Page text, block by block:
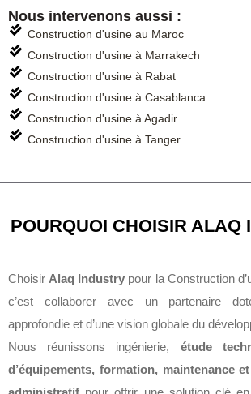
Nous intervenons aussi :
Construction d'usine au Maroc
Construction d'usine à Marrakech
Construction d'usine à Rabat
Construction d'usine à Casablanca
Construction d'usine à Agadir
Construction d'usine à Tanger
POURQUOI CHOISIR ALAQ
Choisir Alaq Industry pour la Construction
c’est collaborer avec un partenaire
approfondie et d’une vision globale du
Nous réunissons ingénierie, étude
d’équipements, formation, maintenance